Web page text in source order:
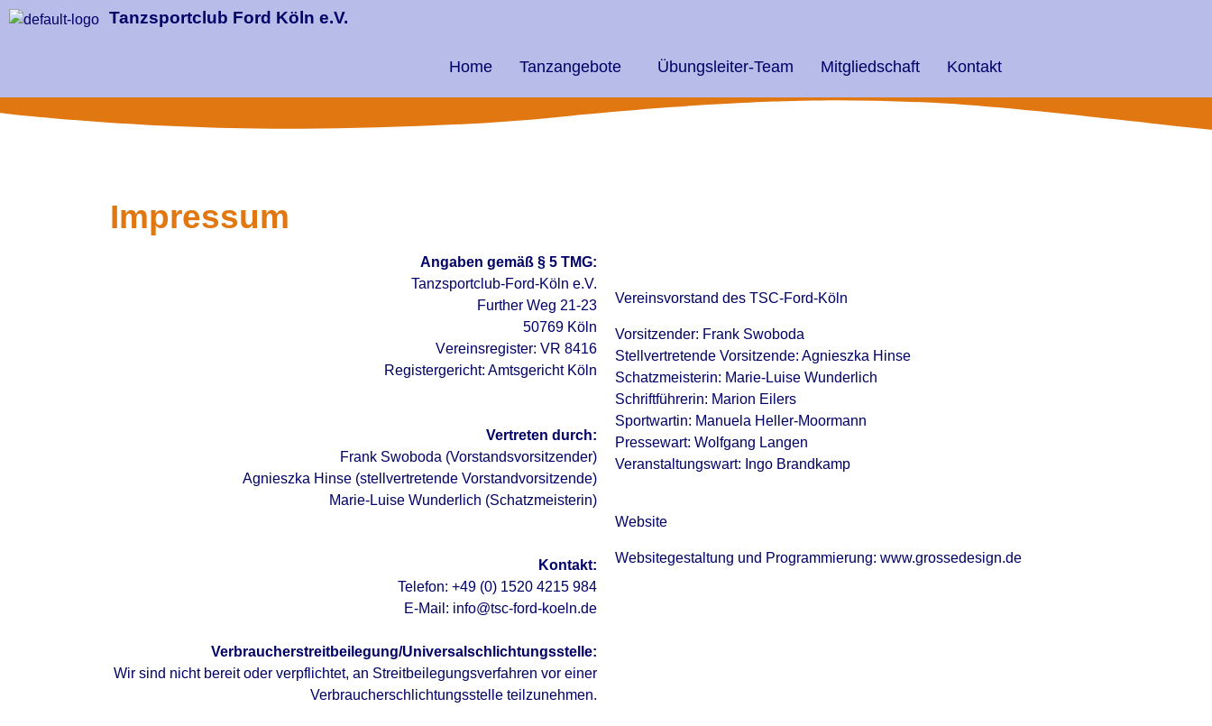
Tanzsportclub Ford Köln e.V.
Home Tanzangebote Übungsleiter-Team Mitgliedschaft Kontakt
Impressum
Angaben gemäß § 5 TMG:
Tanzsportclub-Ford-Köln e.V.
Further Weg 21-23
50769 Köln
Vereinsregister: VR 8416
Registergericht: Amtsgericht Köln
Vertreten durch:
Frank Swoboda (Vorstandsvorsitzender)
Agnieszka Hinse (stellvertretende Vorstandvorsitzende)
Marie-Luise Wunderlich (Schatzmeisterin)
Kontakt:
Telefon: +49 (0) 1520 4215 984
E-Mail: info@tsc-ford-koeln.de
Verbraucherstreitbeilegung/Universalschlichtungsstelle:
Wir sind nicht bereit oder verpflichtet, an Streitbeilegungsverfahren vor einer
Verbraucherschlichtungsstelle teilzunehmen.
Vereinsvorstand des TSC-Ford-Köln
Vorsitzender: Frank Swoboda
Stellvertretende Vorsitzende: Agnieszka Hinse
Schatzmeisterin: Marie-Luise Wunderlich
Schriftführerin: Marion Eilers
Sportwartin: Manuela Heller-Moormann
Pressewart: Wolfgang Langen
Veranstaltungswart: Ingo Brandkamp
Website
Websitegestaltung und Programmierung: www.grossedesign.de